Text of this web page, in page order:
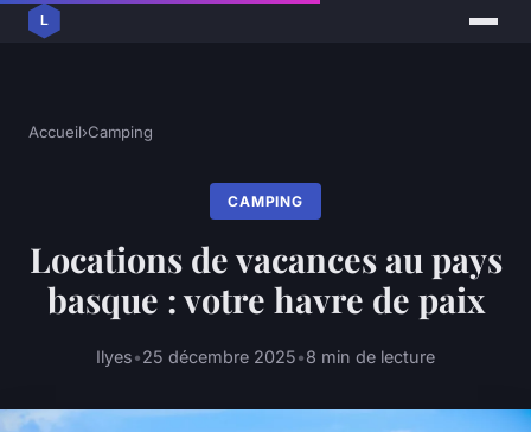
Accueil›Camping
CAMPING
Locations de vacances au pays
basque : votre havre de paix
Ilyes•25 décembre 2025•8 min de lecture